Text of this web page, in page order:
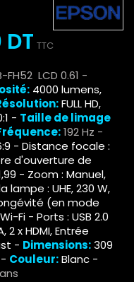
TTC
FH52 LCD 0.61 -
4000 lumens,
FULL HD,
- Taille de limage
192 Hz -
- Distance focale :
d'ouverture de
- Zoom : Manuel,
lampe : UHE, 230 W,
(en mode
Fi - Ports : USB 2.0
2 x HDMI, Entrée
- Dimensions:309
Couleur:Blanc -